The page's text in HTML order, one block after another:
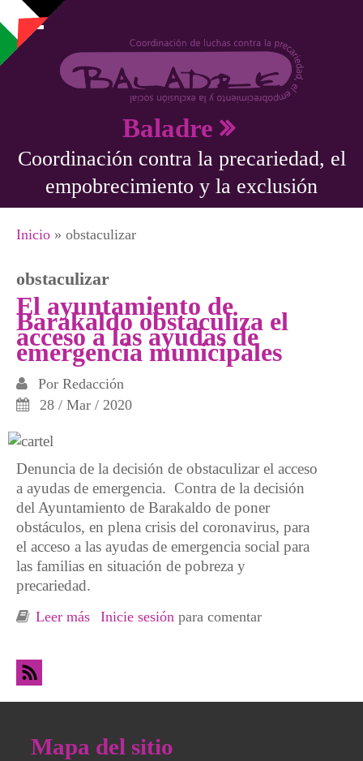
Pasar al contenido principal
Baladre
Coordinación contra la precariedad, el
empobrecimiento y la exclusión
Se encuentra usted aquí
Inicio » obstaculizar
obstaculizar
El ayuntamiento de
Barakaldo obstaculiza el
acceso a las ayudas de
emergencia municipales
Por Redacción
28 / Mar / 2020
Denuncia de la decisión de obstaculizar el acceso
a ayudas de emergencia. Contra de la decisión
del Ayuntamiento de Barakaldo de poner
obstáculos, en plena crisis del coronavirus, para
el acceso a las ayudas de emergencia social para
las familias en situación de pobreza y
precariedad.
Leer más sobre El ayuntamiento de Barakaldo
Inicie sesión para comentar
Mapa del sitio